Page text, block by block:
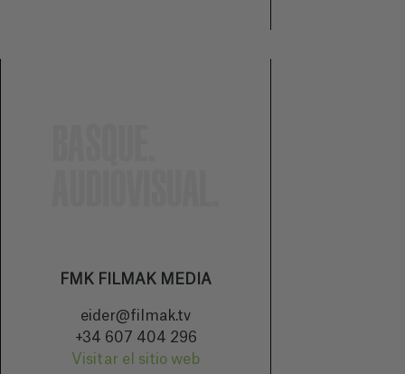
FMK FILMAK MEDIA
eider@filmak.tv
+34 607 404 296
Visitar el sitio web